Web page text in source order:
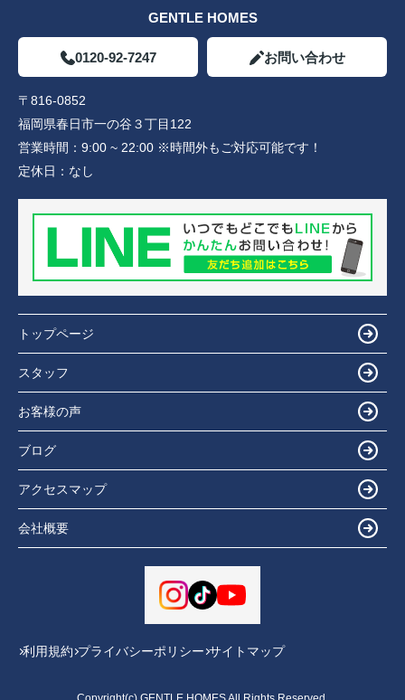
GENTLE HOMES
0120-92-7247 お問い合わせ
〒816-0852
福岡県春日市一の谷３丁目122
営業時間： 9:00 ~ 22:00 ※時間外もご対応可能です！
定休日： なし
トップページ
スタッフ
お客様の声
ブログ
アクセスマップ
会社概要
利用規約 プライバシーポリシー サイトマップ